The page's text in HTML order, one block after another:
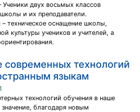
Ученики двух восьмых классов
и их преподаватели.
техническое оснащение школы,
культуры учеников и учителей, а
современных технологий
языкам
технологий обучения в наше
благодаря новым